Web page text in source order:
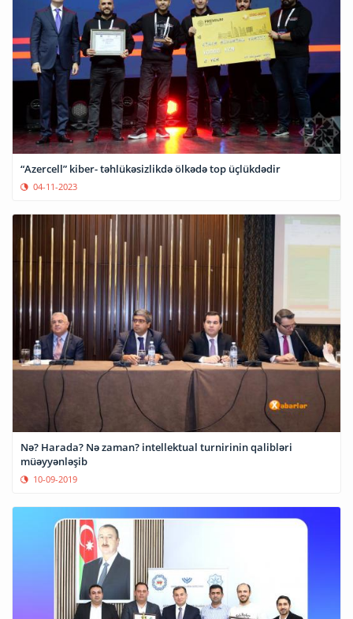
“Azercell” kiber- təhlükəsizlikdə ölkədə top üçlükdədir
04-11-2023
Nə? Harada? Nə zaman? intellektual turnirinin qalibləri
müəyyənləşib
10-09-2019